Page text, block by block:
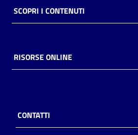
Piani
Decentrate
SCOPRI I CONTENUTI
RISORSE ONLINE
CONTATTI